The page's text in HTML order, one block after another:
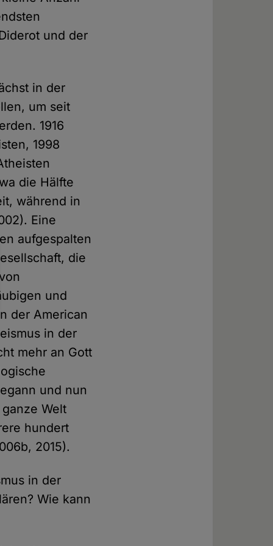
und der
in der
um seit
1916
1998
die Hälfte
während in
Eine
aufgespalten
die
und
der American
in der
mehr an Gott
und nun
Welt
hundert
2015).
in der
Wie kann